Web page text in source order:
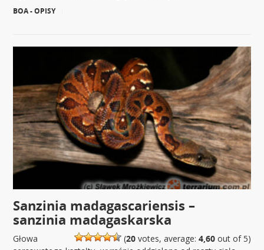
BOA - OPISY
Sanzinia madagascariensis –
sanzinia madagaskarska
(20votes, average: 4,60out of 5)
Głowa